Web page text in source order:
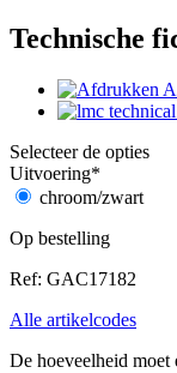
Technische
Selecteer de opties
Uitvoering*
chroom/zwart
Op bestelling
Ref: GAC17182
Alle artikelcodes
De hoeveelheid moet